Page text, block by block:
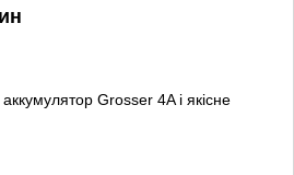
Grosser 4A і якісне